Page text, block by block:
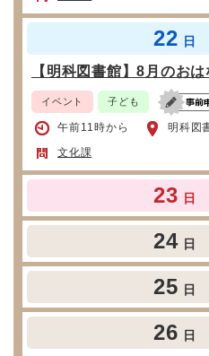
22 日
【明科図書館】8月のお
イベント 子ども
午前11時から
明科図
文化課
23 日
24 日
25 日
26 日